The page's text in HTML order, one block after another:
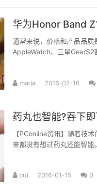
华为Honor Band
通常来说，价格和产品品质
AppleWatch、三星GearS2
maria 2016-02-16
药丸也智能?吞下
【PConline资讯】随着技
来都没有想过药丸还能智能
cui 2016-01-15 0